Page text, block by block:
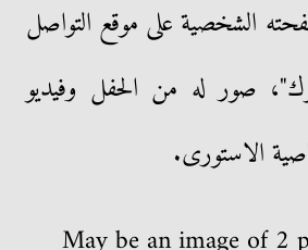
الشخصية على موقع التواصل
صور له من الحفل وفيديو
الاستورى.